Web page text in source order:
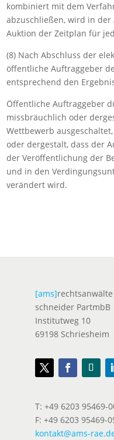
kombiniert mit dem
abzuschließen, wird in
Auktion der Zeitplan für
(8) Nach Abschluss der
öffentliche Auftraggeber
entsprechend den
Öffentliche Auftraggeber
missbräuchlich oder
Wettbewerb
oder dergestalt, dass der
der Veröffentlichung der
und in den
verändert wird.
[ams]rechtsanwälte
schneider PartmbB
Institutweg 10
69198 Schriesheim
T: +49 6203 95469-
F: +49 6203 95469-
kontakt@ams-